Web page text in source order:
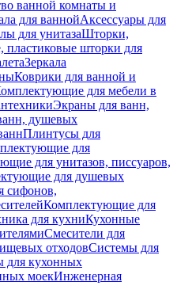
ванной комнаты и
для ваннойАксессуары для
для унитазаШторки,
пластиковые шторки для
Зеркала
Коврики для ванной и
для мебели в
Экраны для ванн,
душевых
Плинтусы для
для
для унитазов, писсуаров,
для душевых
сифонов,
Комплектующие для
для кухниКухонные
Смесители для
отходовСистемы для
кухонных
моекИнженерная